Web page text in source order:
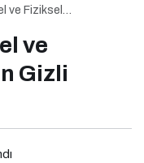
ve Fiziksel
ve
Gizli